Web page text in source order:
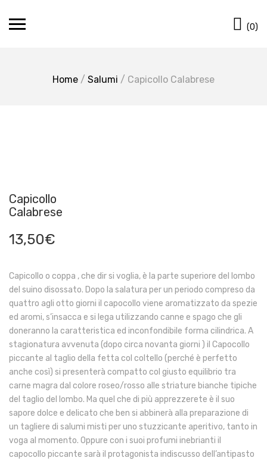
(0)
Home / Salumi / Capicollo Calabrese
Capicollo
Calabrese
13,50€
Capicollo o coppa , che dir si voglia, è la parte superiore del lombo
del suino disossato. Dopo la salatura per un periodo compreso da
quattro agli otto giorni il capocollo viene aromatizzato da spezie
ed aromi, s’insacca e si lega utilizzando canne e spago che gli
doneranno la caratteristica ed inconfondibile forma cilindrica. A
stagionatura avvenuta (dopo circa novanta giorni ) il Capocollo
piccante al taglio della fetta col coltello (perché è perfetto
anche così) si presenterà compatto col giusto equilibrio tra
carne magra dal colore roseo/rosso alle striature bianche tipiche
del taglio del lombo. Ma quel che di più apprezzerete è il suo
sapore dolce e delicato che ben si abbinerà alla preparazione di
un tagliere di salumi misti per uno stuzzicante aperitivo, tanto in
voga al momento. Oppure con i suoi profumi inebrianti il
capocollo piccante sarà il protagonista indiscusso dell’antipasto